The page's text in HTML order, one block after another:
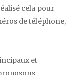
cela pour
de téléphone,
et